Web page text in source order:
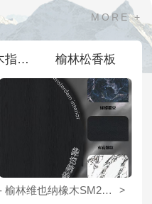
MORE +
榆林橡木指接板 榆林松香板
- 榆林维也纳橡木SM26068 >